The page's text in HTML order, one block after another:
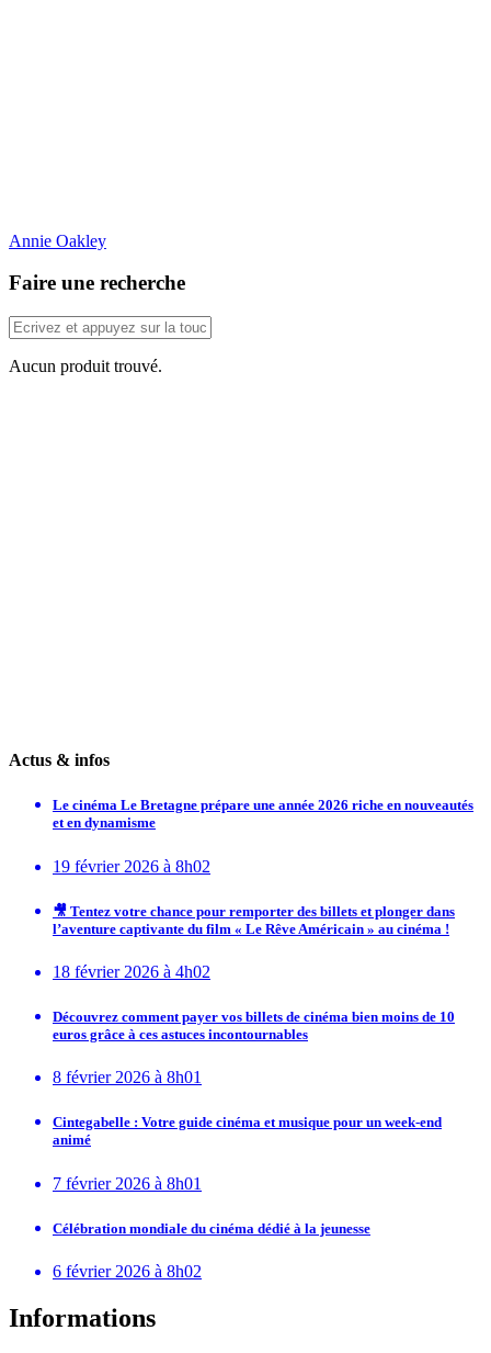
Annie Oakley
Faire une recherche
Aucun produit trouvé.
Actus & infos
Le cinéma Le Bretagne prépare une année 2026 riche en nouveautés
et en dynamisme
19 février 2026 à 8h02
🎥 Tentez votre chance pour remporter des billets et plonger dans
l’aventure captivante du film « Le Rêve Américain » au cinéma !
18 février 2026 à 4h02
Découvrez comment payer vos billets de cinéma bien moins de 10
euros grâce à ces astuces incontournables
8 février 2026 à 8h01
Cintegabelle : Votre guide cinéma et musique pour un week-end
animé
7 février 2026 à 8h01
Célébration mondiale du cinéma dédié à la jeunesse
6 février 2026 à 8h02
Informations